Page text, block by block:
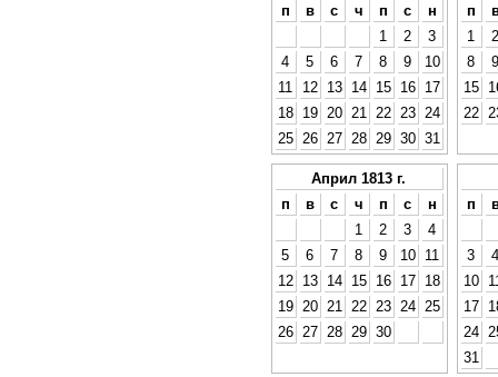
п
в с ч п с
н
1
2
3
4
5 6 7 8 9
10
11
12 13 14 15 16
17
18
19 20 21 22 23
24
25
26 27 28 29 30 31
п
1
2
8
9
15
22
Април 1813 г.
п
в с ч п с
н
1
2 3
4
5
6 7 8 9 10
11
12
13 14 15 16 17
18
19
20 21 22 23 24
25
26
27 28 29 30
п
3
4
10
17
24
31